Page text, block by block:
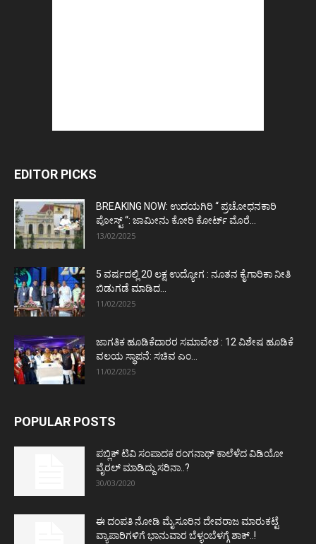
EDITOR PICKS
BREAKING NOW: ಉದಯಗಿರಿ “ ಪ್ರಚೋಧನಕಾರಿ
ಪೋಸ್ಟ್‌ “: ಜಾಮೀನು ಕೋರಿ ಕೋರ್ಟ್‌ ಮೊರೆ...
13/02/2025
5 ವರ್ಷದಲ್ಲಿ 20 ಲಕ್ಷ ಉದ್ಯೋಗ : ನೂತನ ಕೈಗಾರಿಕಾ ನೀತಿ
ಬಿಡುಗಡೆ ಮಾಡಿದ...
11/02/2025
ಜಾಗತಿಕ ಹೂಡಿಕೆದಾರರ ಸಮಾವೇಶ : 12 ವಿಶೇಷ ಹೂಡಿಕೆ
ವಲಯ ಸ್ಥಾಪನೆ: ಸಚಿವ ಎಂ...
11/02/2025
POPULAR POSTS
ಪಬ್ಲಿಕ್ ಟಿವಿ ಸಂಪಾದಕ ರಂಗನಾಥ್ ಕಾಲೆಳೆದ ವಿಡಿಯೋ
ವೈರಲ್ ಮಾಡಿದ್ದು ಸರಿನಾ..?
30/03/2020
ಈ ದಂಪತಿ ನೋಡಿ ಮೈಸೂರಿನ ದೇವರಾಜ ಮಾರುಕಟ್ಟೆ
ವ್ಯಾಪಾರಿಗಳಿಗೆ ಭಾನುವಾರ ಬೆಳ್ಳಂಬೆಳಗ್ಗೆ ಶಾಕ್..!